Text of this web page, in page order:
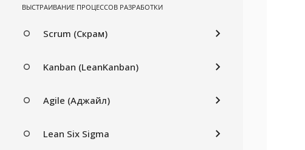
ВЫСТРАИВАНИЕ ПРОЦЕССОВ РАЗРАБОТКИ
Scrum (Скрам)
Kanban (LeanKanban)
Agile (Аджайл)
Lean Six Sigma